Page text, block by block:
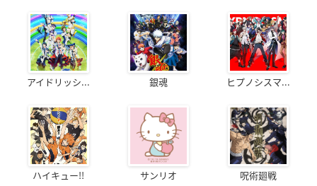
アイドリッシ... 銀魂 ヒプノシスマ...
ハイキュー!! サンリオ 呪術廻戦